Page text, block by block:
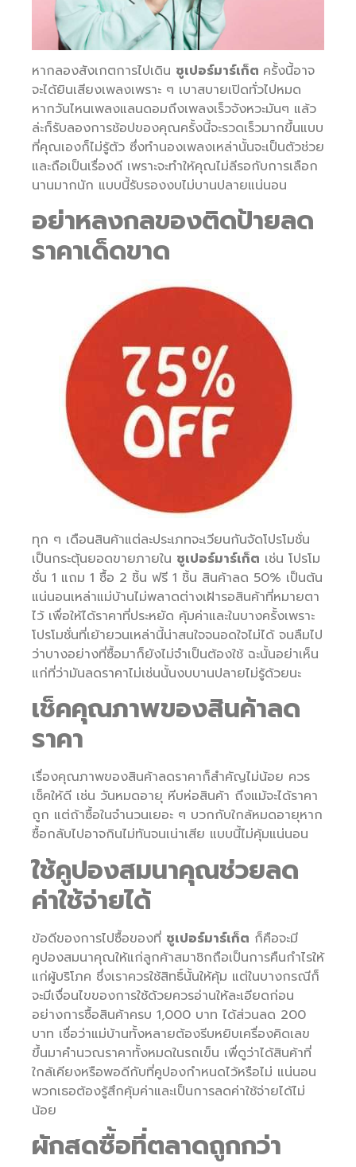
หากลองสังเกตการไปเดิน ซูเปอร์มาร์เก็ต ครั้งนี้อาจ
จะได้ยินเสียงเพลงเพราะ ๆ เบาสบายเปิดทั่วไปหมด
หากวันไหนเพลงแลนดอมถึงเพลงเร็วจังหวะมันๆ แล้ว
ล่ะก็รับลองการช้อปของคุณครั้งนี้จะรวดเร็วมากขึ้นแบบ
ที่คุณเองก็ไม่รู้ตัว ซึ่งทำนองเพลงเหล่านั้นจะเป็นตัวช่วย
และถือเป็นเรื่องดี เพราะจะทำให้คุณไม่ลีรอกับการเลือก
นานมากนัก แบบนี้รับรองงบไม่บานปลายแน่นอน
อย่าหลงกลของติดป้ายลด
ราคาเด็ดขาด
ทุก ๆ เดือนสินค้าแต่ละประเภทจะเวียนกันจัดโปรโมชั่น
เป็นกระตุ้นยอดขายภายใน ซูเปอร์มาร์เก็ต เช่น โปรโม
ชั่น 1 แถม 1 ซื้อ 2 ชิ้น ฟรี 1 ชิ้น สินค้าลด 50% เป็นต้น
แน่นอนเหล่าแม่บ้านไม่พลาดต่างเฝ้ารอสินค้าที่หมายตา
ไว้ เพื่อให้ได้ราคาที่ประหยัด คุ้มค่าและในบางครั้งเพราะ
โปรโมชั่นที่เย้ายวนเหล่านี้น่าสนใจจนอดใจไม่ได้ จนลืมไป
ว่าบางอย่างที่ซื้อมาก็ยังไม่จำเป็นต้องใช้ ฉะนั้นอย่าเห็น
แก่ที่ว่ามันลดราคาไม่เช่นนั้นงบบานปลายไม่รู้ด้วยนะ
เช็คคุณภาพของสินค้าลด
ราคา
เรื่องคุณภาพของสินค้าลดราคาก็สำคัญไม่น้อย ควร
เช็คให้ดี เช่น วันหมดอายุ หีบห่อสินค้า ถึงแม้จะได้ราคา
ถูก แต่ถ้าซื้อในจำนวนเยอะ ๆ บวกกับใกล้หมดอายุหาก
ซื้อกลับไปอาจกินไม่ทันจนเน่าเสีย แบบนี้ไม่คุ้มแน่นอน
ใช้คูปองสมนาคุณช่วยลด
ค่าใช้จ่ายได้
ข้อดีของการไปซื้อของที่ ซูเปอร์มาร์เก็ต ก็คือจะมี
คูปองสมนาคุณให้แก่ลูกค้าสมาชิกถือเป็นการคืนกำไรให้
แก่ผู้บริโภค ซึ่งเราควรใช้สิทธิ์นั้นให้คุ้ม แต่ในบางกรณีก็
จะมีเงื่อนไขของการใช้ด้วยควรอ่านให้ละเอียดก่อน
อย่างการซื้อสินค้าครบ 1,000 บาท ได้ส่วนลด 200
บาท เชื่อว่าแม่บ้านทั้งหลายต้องรีบหยิบเครื่องคิดเลข
ขึ้นมาคำนวณราคาทั้งหมดในรถเข็น เพื่ดูว่าได้สินค้าที่
ใกล้เคียงหรือพอดีกับที่คูปองกำหนดไว้หรือไม่ แน่นอน
พวกเธอต้องรู้สึกคุ้มค่าและเป็นการลดค่าใช้จ่ายได้ไม่
น้อย
ผักสดซื้อที่ตลาดถูกกว่า